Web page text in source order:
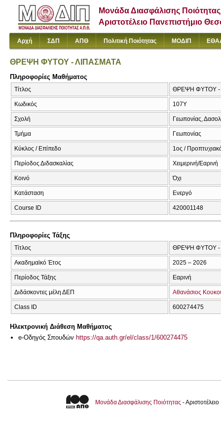
Μονάδα Διασφάλισης Ποιότητας
Αριστοτέλειο Πανεπιστήμιο
Αρχή ΣΔΠ ΑΠΘ Πολιτική Ποιότητας ΜΟΔΙΠ
ΘΡΕΨΗ ΦΥΤΟΥ - ΛΙΠΑΣΜΑΤΑ
Πληροφορίες Μαθήματος
Τίτλος ΘΡΕΨΗ ΦΥΤΟΥ -
Κωδικός 107Υ
Σχολή Γεωπονίας,
Τμήμα Γεωπονίας
Κύκλος / Επίπεδο 1ος /
Περίοδος Διδασκαλίας Χειμερινή/Εαρινή
Κοινό Όχι
Κατάσταση Ενεργό
Course ID 420001148
Πληροφορίες Τάξης
Τίτλος ΘΡΕΨΗ ΦΥΤΟΥ -
Ακαδημαϊκό Έτος 2025 – 2026
Περίοδος Τάξης Εαρινή
Διδάσκοντες μέλη ΔΕΠ Αθανάσιος
Class ID 600274475
Ηλεκτρονική Διάθεση Μαθήματος
e-Οδηγός Σπουδών https://qa.auth.gr/el/class/1/600274475
Μονάδα Διασφάλισης Ποιότητας -